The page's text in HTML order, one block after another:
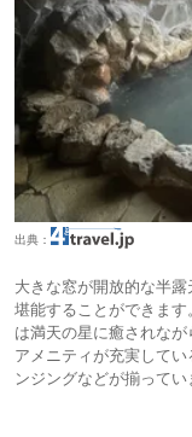
出典：
大きな窓が開放的な半
堪能することができま
は満天の星に癒されな
アメニティが充実して
ンジングなどが揃ってい